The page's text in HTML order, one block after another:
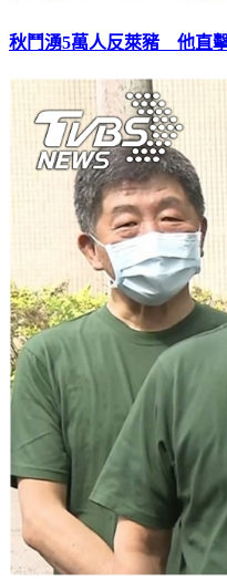
秋鬥湧5萬人反萊豬 他直